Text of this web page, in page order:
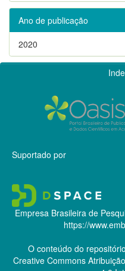
Ano de publicação
2020
Suportado por
Empresa Brasileira de
https://
O conteúdo do
Creative Commons